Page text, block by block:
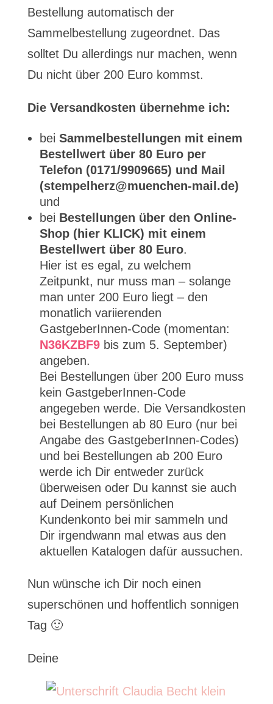
Bestellung automatisch der
Sammelbestellung zugeordnet. Das
solltet Du allerdings nur machen, wenn
Du nicht über 200 Euro kommst.
Die Versandkosten übernehme ich:
bei Sammelbestellungen mit einem
Bestellwert über 80 Euro per
Telefon (0171/9909665) und Mail
(stempelherz@muenchen-mail.de)
und
bei Bestellungen über den Online-
Shop (hier KLICK) mit einem
Bestellwert über 80 Euro.
Hier ist es egal, zu welchem
Zeitpunkt, nur muss man – solange
man unter 200 Euro liegt – den
monatlich variierenden
GastgeberInnen-Code (momentan:
N36KZBF9bis zum 5. September)
angeben.
Bei Bestellungen über 200 Euro muss
kein GastgeberInnen-Code
angegeben werde. Die Versandkosten
bei Bestellungen ab 80 Euro (nur bei
Angabe des GastgeberInnen-Codes)
und bei Bestellungen ab 200 Euro
werde ich Dir entweder zurück
überweisen oder Du kannst sie auch
auf Deinem persönlichen
Kundenkonto bei mir sammeln und
Dir irgendwann mal etwas aus den
aktuellen Katalogen dafür aussuchen.
Nun wünsche ich Dir noch einen
superschönen und hoffentlich sonnigen
Tag 🙂
Deine